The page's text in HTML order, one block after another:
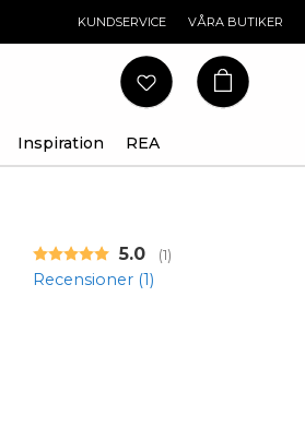
KUNDSERVICE VÅRA BUTIKER
Inspiration REA
Snittbetyg:
5.0 (röster:
1)
Recensioner (1)